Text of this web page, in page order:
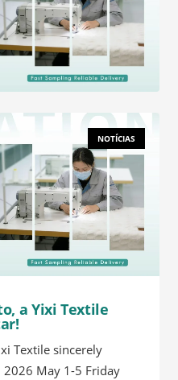
NOTÍCIAS
a Yixi Textile
Textile sincerely
May 1-5 Friday